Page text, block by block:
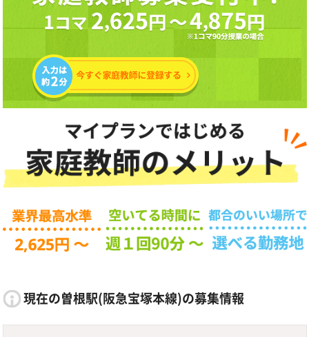
現在の曽根駅(阪急宝塚本線)の募集情報